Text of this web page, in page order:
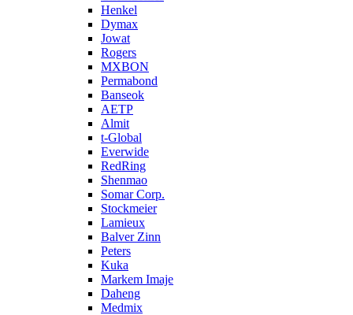
Henkel
Dymax
Jowat
Rogers
MXBON
Permabond
Banseok
AETP
Almit
t-Global
Everwide
RedRing
Shenmao
Somar Corp.
Stockmeier
Lamieux
Balver Zinn
Peters
Kuka
Markem Imaje
Daheng
Medmix